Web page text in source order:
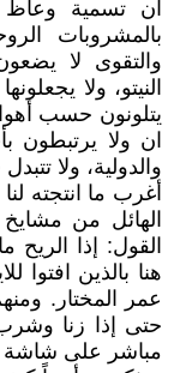
ان تسمية وعاظ
بالمشروبات
والتقوى لا
النيتو، ولا
يتلونون حسب
ان ولا يرتبطون
والدولية، ولا
أغرب ما انتجته
الهائل من مشايخ
القول: إذا
هنا بالذين افتوا
عمر المختار.
حتى إذا زنا
مباشر على شاشة